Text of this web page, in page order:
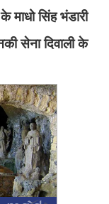
माधो सिंह भंडारी
सेना दिवाली के